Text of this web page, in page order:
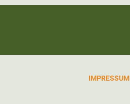
IMPRESSUM